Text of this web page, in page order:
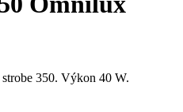
350. Výkon 40 W.